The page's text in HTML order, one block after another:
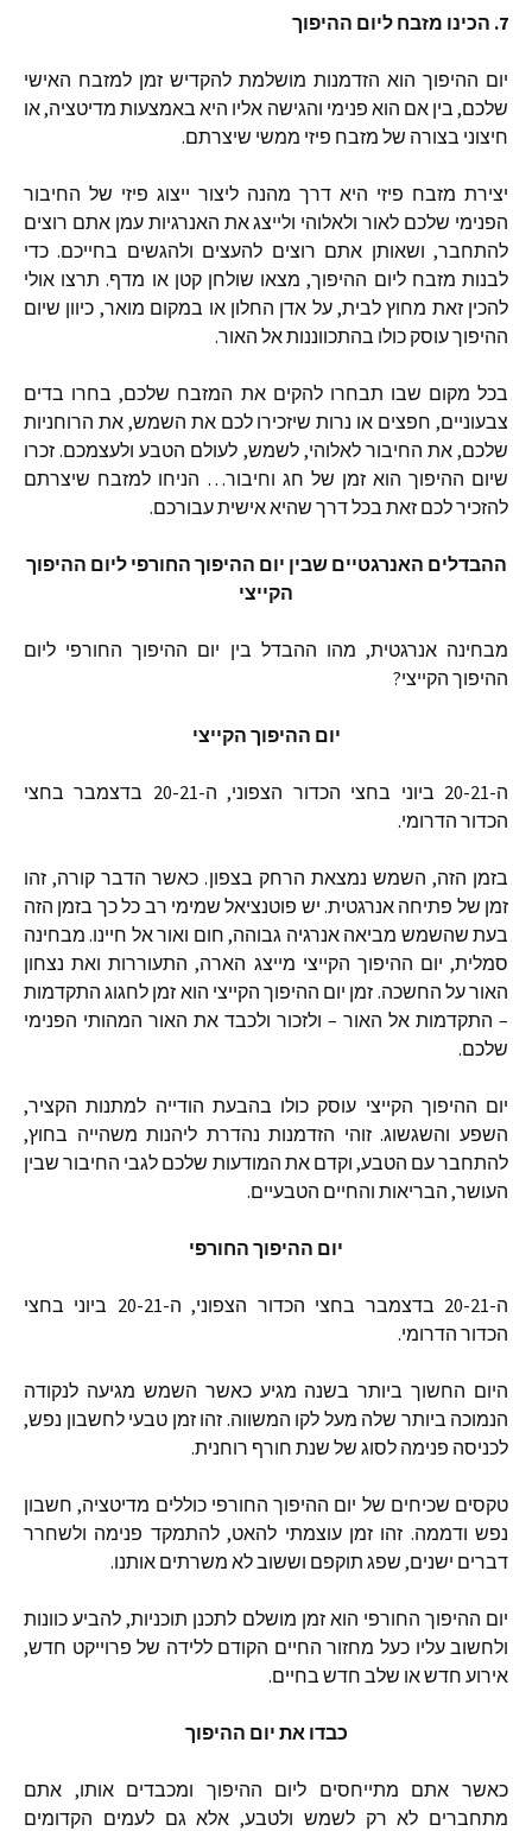
7. הכינו מזבח ליום ההיפוך
יום ההיפוך הוא הזדמנות מושלמת להקדיש זמן למזבח האישי
שלכם, בין אם הוא פנימי והגישה אליו היא באמצעות מדיטציה,או
חיצוני בצורה של מזבח פיזי ממשי שיצרתם.
יצירת מזבח פיזי היא דרך מהנה ליצור ייצוג פיזי של החיבור
הפנימי שלכם לאור ולאלוהי ולייצגאת האנרגיות עמן אתם רוצים
להתחבר, ושאותן אתם רוצים להעצים ולהגשים בחייכם. כדי
לבנות מזבח ליום ההיפוך, מצאו שולחן קטן או מדף. תרצו אולי
להכין זאת מחוץ לבית,על אדן החלון או במקום מואר, כיוון שיום
ההיפוךעוסק כולו בהתכווננותאל האור.
בכל מקום שבו תבחרו להקים את המזבח שלכם, בחרו בדים
צבעוניים, חפצים או נרות שיזכירו לכם את השמש,את הרוחניות
שלכם,את החיבור לאלוהי,לשמש, לעולם הטבע ולעצמכם. זכרו
שיום ההיפוך הוא זמן של חג וחיבור… הניחו למזבח שיצרתם
להזכירלכם זאת בכלדרך שהיאאישיתעבורכם.
ההבדלים האנרגטיים שבין יום ההיפוך החורפי ליום ההיפוך
הקייצי
מבחינה אנרגטית, מהו ההבדל בין יום ההיפוך החורפי ליום
ההיפוך הקייצי?
יום ההיפוך הקייצי
ה-20-21 ביוני בחצי הכדור הצפוני, ה-20-21 בדצמבר בחצי
הכדור הדרומי.
בזמן הזה, השמש נמצאת הרחק בצפון. כאשר הדבר קורה, זהו
זמן של פתיחה אנרגטית. יש פוטנציאל שמימי רב כלכך בזמן הזה
בעת שהשמש מביאה אנרגיה גבוהה, חום ואוראל חיינו. מבחינה
סמלית, יום ההיפוך הקייצי מייצג הארה, התעוררות ואת נצחון
האורעל החשכה. זמן יום ההיפוך הקייצי הוא זמן לחגוג התקדמות
– התקדמות אל האור – ולזכור ולכבד את האור המהותי הפנימי
שלכם.
יום ההיפוך הקייצי עוסק כולו בהבעת הודייה למתנות הקציר,
השפע והשגשוג.זוהי הזדמנות נהדרת ליהנות משהייה בחוץ,
להתחברעם הטבע, וקדם את המודעות שלכם לגבי החיבור שבין
העושר, הבריאות והחיים הטבעיים.
יום ההיפוך החורפי
ה-20-21 בדצמבר בחצי הכדור הצפוני, ה-20-21 ביוני בחצי
הכדור הדרומי.
היום החשוך ביותר בשנה מגיע כאשר השמש מגיעה לנקודה
הנמוכה ביותר שלה מעל לקו המשווה. זהו זמן טבעי לחשבון נפש,
לכניסה פנימה לסוג של שנת חורף רוחנית.
טקסים שכיחים של יום ההיפוך החורפי כוללים מדיטציה, חשבון
נפש ודממה. זהו זמן עוצמתי להאט,להתמקד פנימה ולשחרר
דברים ישנים, שפג תוקפם וששובלא משרתים אותנו.
יום ההיפוך החורפי הוא זמן מושלם לתכנן תוכניות, להביע כוונות
ולחשוב עליו כעל מחזור החיים הקודם ללידה של פרוייקט חדש,
אירוע חדשאו שלב חדש בחיים.
כבדו את יום ההיפוך
כאשר אתם מתייחסים ליום ההיפוך ומכבדים אותו, אתם
מתחברים לא רק לשמש ולטבע, אלא גם לעמים הקדומים